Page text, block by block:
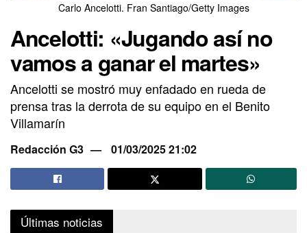
Carlo Ancelotti. Fran Santiago/Getty Images
Ancelotti: «Jugando así no
vamos a ganar el martes»
Ancelotti se mostró muy enfadado en rueda de
prensa tras la derrota de su equipo en el Benito
Villamarín
Redacción G3 01/03/2025 21:02
Últimas noticias